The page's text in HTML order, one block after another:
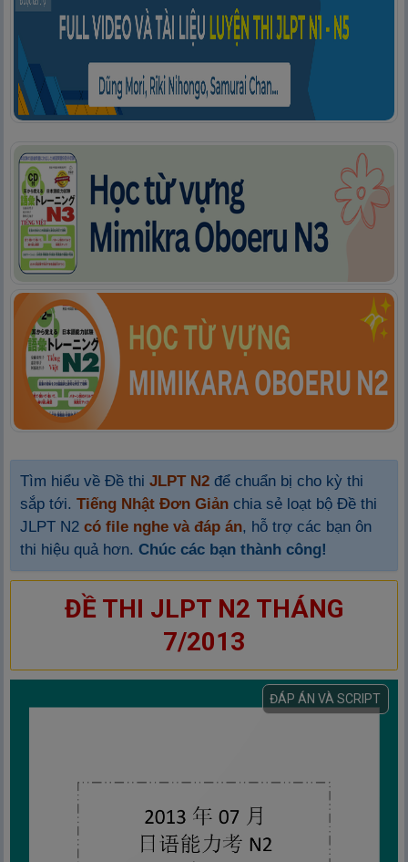
Tìm hiểu về Đề thiJLPT N2 để chuẩn bị cho kỳ thi
sắp tới.Tiếng Nhật Đơn Giản chia sẻ loạt bộ Đề thi
JLPT N2có file nghe và đáp án, hỗ trợ các bạn ôn
thi hiệu quả hơn.Chúc các bạn thành công!
ĐỀ THI JLPT N2 THÁNG
7/2013
ĐÁP ÁN VÀ SCRIPT